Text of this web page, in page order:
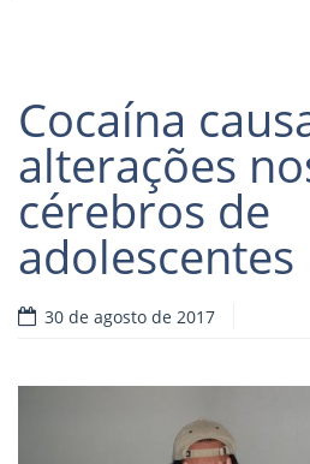
Cocaína
alterações
cérebros de
adolescentes
30 de agosto de 2017